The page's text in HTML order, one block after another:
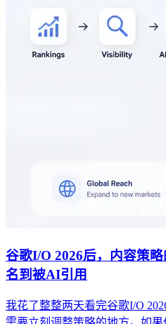
谷歌I/O 2026后，内容策
名到被AI引用
我花了整整两天看完谷歌I/O